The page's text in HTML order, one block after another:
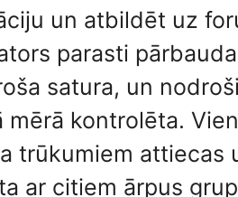
un atbildēt uz
parasti
satura, un
mērā kontrolēta.
trūkumiem attiecas
ar citiem ārpus